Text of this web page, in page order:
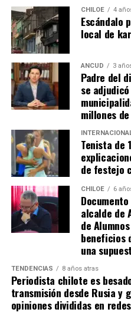
CHILOE 4
Escándalo
local de
ANCUD 3
Padre del
se
millones
Tenista de
de festejo
CHILOE 6
alcalde de
de
beneficios
una
TENDENCIAS 8 años atras
Periodista chilote es
transmisión desde Rusia y
opiniones divididas en